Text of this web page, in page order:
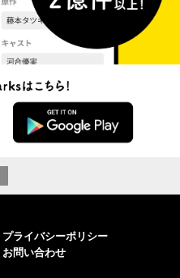
プライバシーポリシー
お問い合わせ